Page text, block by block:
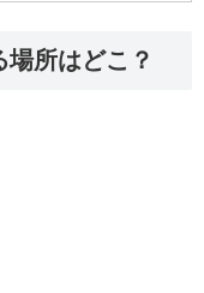
所はどこ？